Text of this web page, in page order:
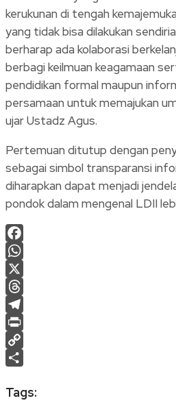
kerukunan di tengah
yang tidak bisa dilakukan
berharap ada kolaborasi
berbagi keilmuan keagamaan
pendidikan formal maupun
persamaan untuk memajukan
ujar Ustadz Agus.
Pertemuan ditutup dengan
sebagai simbol transparansi
diharapkan dapat menjadi
pondok dalam mengenal LDII
Facebook
WhatsApp
X
Threads
Telegram
Print
Copy
Tags: